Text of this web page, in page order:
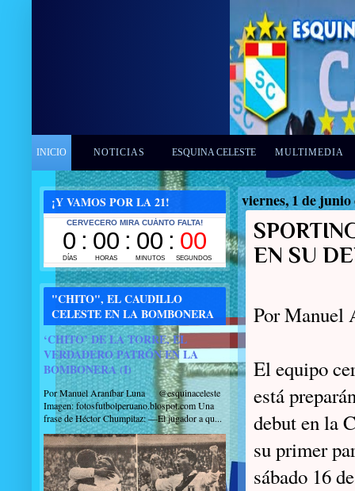
INICIO NOTICIAS ESQUINA CELESTE MULTIMEDIA
viernes, 1 de junio
EN SU
Por Manuel
El equipo
está
debut en la
su primer
sábado 16
¡Y VAMOS POR LA 21!
"CHITO", EL CAUDILLO
CELESTE EN LA BOMBONERA
‘CHITO’ DE LA TORRE, EL
VERDADERO PATRÓN EN LA
BOMBONERA (I)
Por Manuel Araníbar Luna @esquinaceleste
Imagen: fotosfutbolperuano.blospot.com Una
frase de Héctor Chumpitaz: —El jugador a qu...